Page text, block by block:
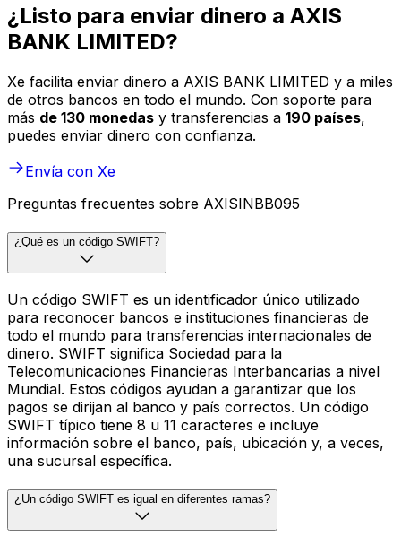
¿Listo para enviar dinero a AXIS
BANK LIMITED?
Xe facilita enviar dinero a AXIS BANK LIMITED y a miles
de otros bancos en todo el mundo. Con soporte para
más de 130 monedas y transferencias a 190 países,
puedes enviar dinero con confianza.
Envía con Xe
Preguntas frecuentes sobre AXISINBB095
¿Qué es un código SWIFT?
Un código SWIFT es un identificador único utilizado
para reconocer bancos e instituciones financieras de
todo el mundo para transferencias internacionales de
dinero. SWIFT significa Sociedad para la
Telecomunicaciones Financieras Interbancarias a nivel
Mundial. Estos códigos ayudan a garantizar que los
pagos se dirijan al banco y país correctos. Un código
SWIFT típico tiene 8 u 11 caracteres e incluye
información sobre el banco, país, ubicación y, a veces,
una sucursal específica.
¿Un código SWIFT es igual en diferentes ramas?